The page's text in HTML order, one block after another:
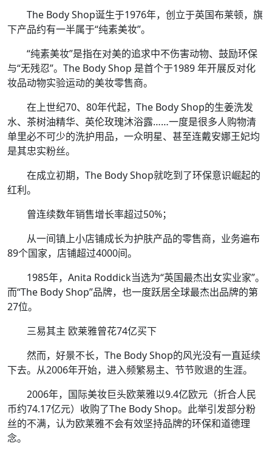
The Body Shop诞生于1976年，创立于英国布莱顿，旗
下产品约有一半属于“纯素美妆”。
“纯素美妆”是指在对美的追求中不伤害动物、鼓励环保
与“无残忍”。The Body Shop 是首个于1989 年开展反对化
妆品动物实验运动的美妆零售商。
在上世纪70、80年代起，The Body Shop的生姜洗发
水、茶树油精华、英伦玫瑰沐浴露……一度是很多人购物清
单里必不可少的洗护用品，一众明星、甚至连戴安娜王妃均
是其忠实粉丝。
在成立初期，The Body Shop就吃到了环保意识崛起的
红利。
曾连续数年销售增长率超过50%；
从一间镇上小店铺成长为护肤产品的零售商，业务遍布
89个国家，店铺超过4000间。
1985年，Anita Roddick当选为“英国最杰出女实业家”。
而“The Body Shop”品牌，也一度跃居全球最杰出品牌的第
27位。
三易其主 欧莱雅曾花74亿买下
然而，好景不长，The Body Shop的风光没有一直延续
下去。从2006年开始，进入频繁易主、节节败退的生涯。
2006年，国际美妆巨头欧莱雅以9.4亿欧元（折合人民
币约74.17亿元）收购了The Body Shop。此举引发部分粉
丝的不满，认为欧莱雅不会有效坚持品牌的环保和道德理
念。